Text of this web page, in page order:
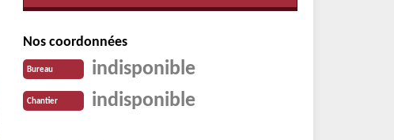
Nos coordonnées
Bureau indisponible
Chantier indisponible